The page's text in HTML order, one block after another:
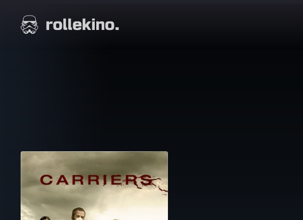
suoraan
sisältöön
Elokuvat ja elokuva-arviot | Rollekino.fi